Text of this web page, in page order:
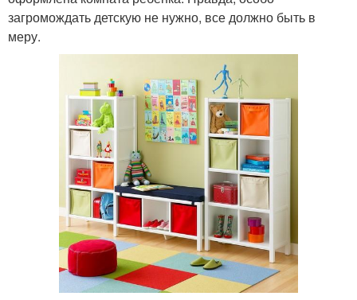
загромождать детскую не нужно, все должно быть в
меру.